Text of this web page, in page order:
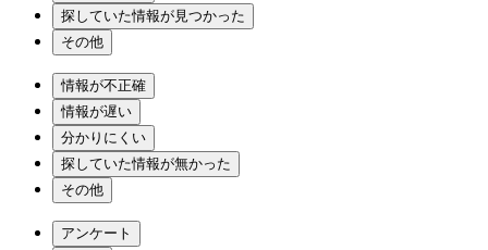
探していた情報が見つかった
その他
情報が不正確
情報が遅い
分かりにくい
探していた情報が無かった
その他
アンケート